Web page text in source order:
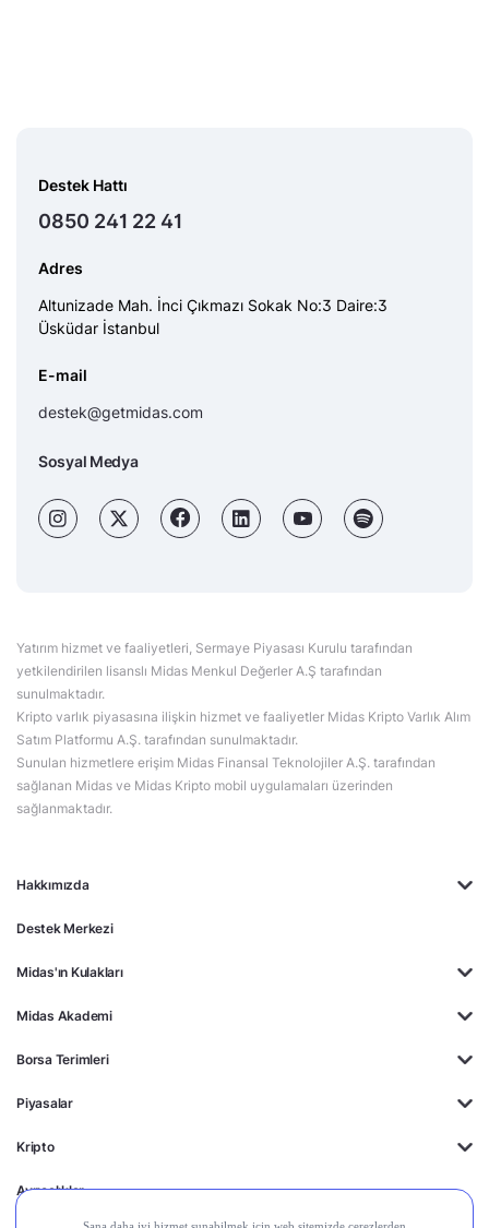
Hakkımızda
Destek Merkezi
Midas'ın Kulakları
Midas Akademi
Borsa Terimleri
Piyasalar
Kripto
Ayrıcalıklar
Destek Hattı
0850 241 22 41
Adres
Altunizade Mah. İnci Çıkmazı Sokak No:3 Daire:3
Üsküdar İstanbul
E-mail
destek@getmidas.com
Sosyal Medya
Yatırım hizmet ve faaliyetleri, Sermaye Piyasası Kurulu tarafından
yetkilendirilen lisanslı Midas Menkul Değerler A.Ş tarafından
sunulmaktadır.
Kripto varlık piyasasına ilişkin hizmet ve faaliyetler Midas Kripto Varlık Alım
Satım Platformu A.Ş. tarafından sunulmaktadır.
Sunulan hizmetlere erişim Midas Finansal Teknolojiler A.Ş. tarafından
sağlanan Midas ve Midas Kripto mobil uygulamaları üzerinden
sağlanmaktadır.